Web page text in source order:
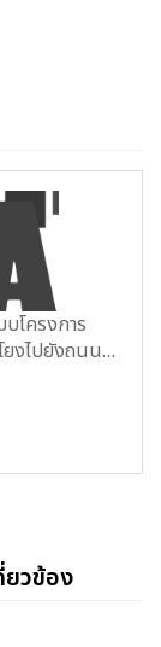
โครงการ
งไปยังถนน
ยวข้อง